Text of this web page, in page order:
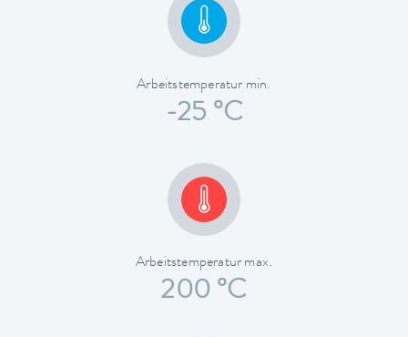
Arbeitstemperatur min.
-25 °C
Arbeitstemperatur max.
200 °C